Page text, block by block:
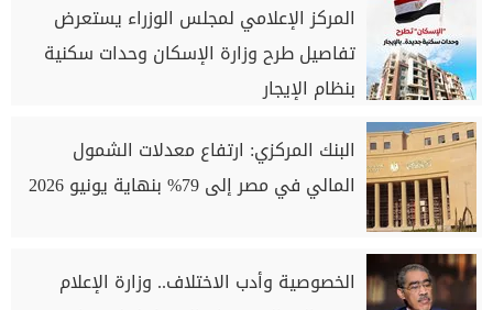
المركز الإعلامي لمجلس الوزراء يستعرض
تفاصيل طرح وزارة الإسكان وحدات سكنية
بنظام الإيجار
البنك المركزي: ارتفاع معدلات الشمول
المالي في مصر إلى 79% بنهاية يونيو 2026
الخصوصية وأدب الاختلاف.. وزارة الإعلام